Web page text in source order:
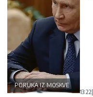
PORUKA IZ MOSKVE
13:22